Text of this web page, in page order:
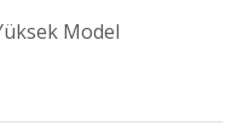
Model